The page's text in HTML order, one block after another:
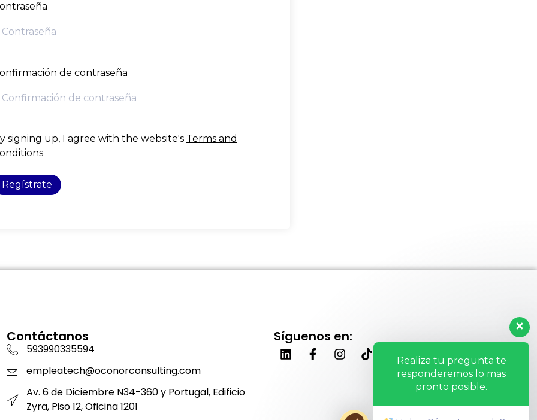
de contraseña
signing up, I agree with the website's Terms and
Regístrate
Contáctanos
593990335594
empleatech@oconorconsulting.com
Av. 6 de Diciembre N34-360 y Portugal, Edificio
Zyra, Piso 12, Oficina 1201
Síguenos en:
Realiza tu pregunta te
responderemos lo mas
pronto posible.